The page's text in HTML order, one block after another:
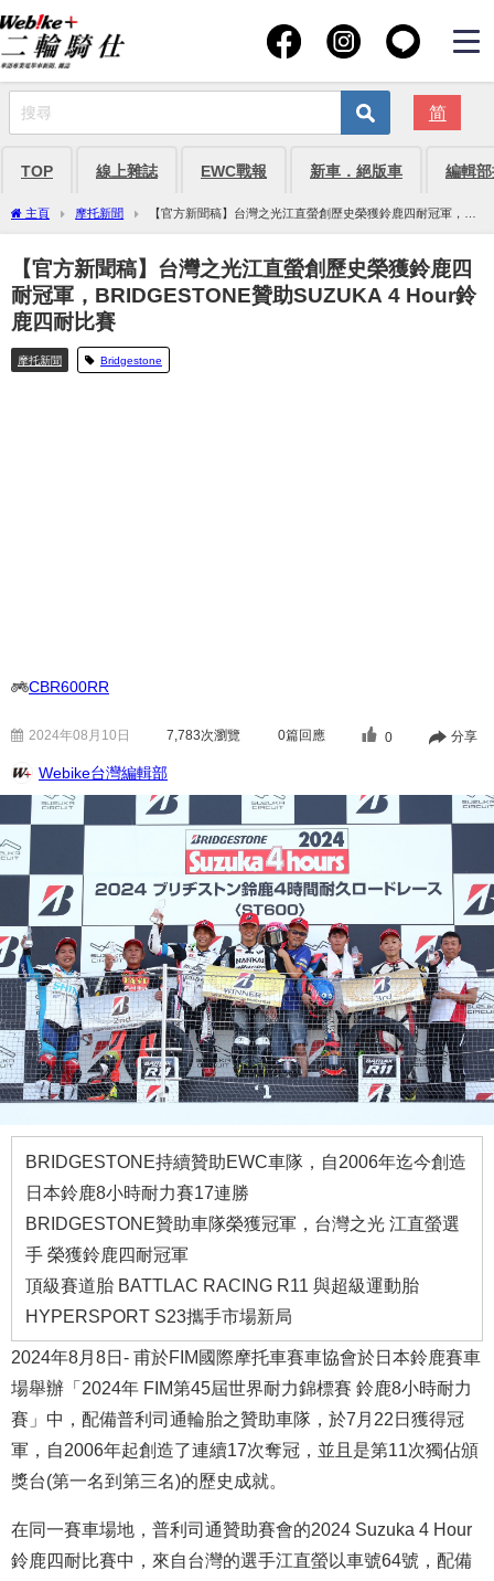
简
TOP 線上雜誌 EWC戰報 新車．絕版車 編輯
主頁 摩托新聞
【官方新聞稿】台灣之光江直螢創歷史榮獲鈴鹿四耐冠軍，
BRIDGESTONE贊助SUZUKA 4 Hour鈴鹿四耐比賽
【官方新聞稿】台灣之光江直螢創歷史榮獲鈴鹿四
耐冠軍，BRIDGESTONE贊助SUZUKA 4 Hour鈴
鹿四耐比賽
摩托新聞 Bridgestone
CBR600RR
2024年08月10日 7,783次瀏覽 0篇回應 0 分享
Webike台灣編輯部
BRIDGESTONE持續贊助EWC車隊，自2006年迄今創造
日本鈴鹿8小時耐力賽17連勝
BRIDGESTONE贊助車隊榮獲冠軍，台灣之光 江直螢選
手 榮獲鈴鹿四耐冠軍
頂級賽道胎 BATTLAC RACING R11 與超級運動胎
HYPERSPORT S23攜手市場新局
2024年8月8日- 甫於FIM國際摩托車賽車協會於日本鈴鹿賽車
場舉辦「2024年 FIM第45屆世界耐力錦標賽 鈴鹿8小時耐力
賽」中，配備普利司通輪胎之贊助車隊，於7月22日獲得冠
軍，自2006年起創造了連續17次奪冠，並且是第11次獨佔頒
獎台(第一名到第三名)的歷史成就。
在同一賽車場地，普利司通贊助賽會的2024 Suzuka 4 Hour
鈴鹿四耐比賽中，來自台灣的選手江直螢以車號64號，配備